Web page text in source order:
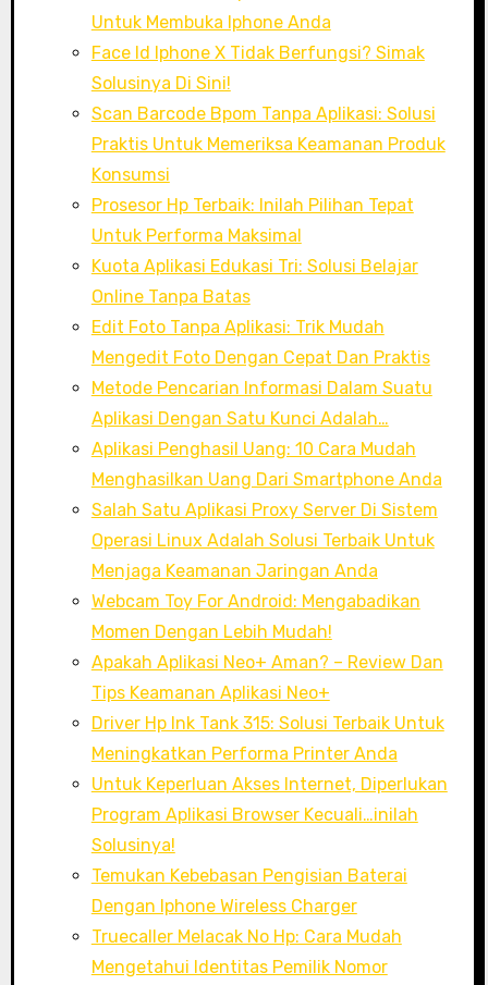
Untuk Membuka Iphone Anda
Face Id Iphone X Tidak Berfungsi? Simak
Solusinya Di Sini!
Scan Barcode Bpom Tanpa Aplikasi: Solusi
Praktis Untuk Memeriksa Keamanan Produk
Konsumsi
Prosesor Hp Terbaik: Inilah Pilihan Tepat
Untuk Performa Maksimal
Kuota Aplikasi Edukasi Tri: Solusi Belajar
Online Tanpa Batas
Edit Foto Tanpa Aplikasi: Trik Mudah
Mengedit Foto Dengan Cepat Dan Praktis
Metode Pencarian Informasi Dalam Suatu
Aplikasi Dengan Satu Kunci Adalah…
Aplikasi Penghasil Uang: 10 Cara Mudah
Menghasilkan Uang Dari Smartphone Anda
Salah Satu Aplikasi Proxy Server Di Sistem
Operasi Linux Adalah Solusi Terbaik Untuk
Menjaga Keamanan Jaringan Anda
Webcam Toy For Android: Mengabadikan
Momen Dengan Lebih Mudah!
Apakah Aplikasi Neo+ Aman? – Review Dan
Tips Keamanan Aplikasi Neo+
Driver Hp Ink Tank 315: Solusi Terbaik Untuk
Meningkatkan Performa Printer Anda
Untuk Keperluan Akses Internet, Diperlukan
Program Aplikasi Browser Kecuali…inilah
Solusinya!
Temukan Kebebasan Pengisian Baterai
Dengan Iphone Wireless Charger
Truecaller Melacak No Hp: Cara Mudah
Mengetahui Identitas Pemilik Nomor